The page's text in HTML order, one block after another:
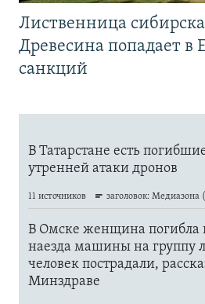
Лиственница
Древесина попадает в
санкций